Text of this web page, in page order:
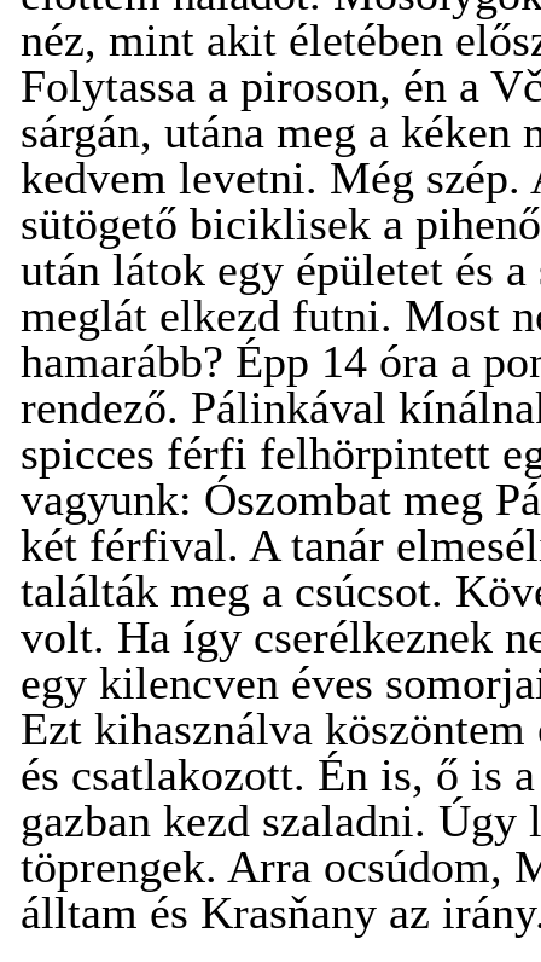
néz, mint akit életében
Folytassa a piroson, én a
sárgán, utána meg a
kedvem levetni. Még
sütögető biciklisek a
után látok egy épületet és
meglát elkezd futni. Most
hamarább? Épp 14 óra a
rendező. Pálinkával
spicces férfi felhörpintett
vagyunk: Ószombat meg
két férfival. A tanár
találták meg a csúcsot.
volt. Ha így cserélkeznek
egy kilencven éves
Ezt kihasználva
és csatlakozott. Én is, ő is
gazban kezd szaladni.
töprengek. Arra ocsúdom,
álltam és Krasňany az